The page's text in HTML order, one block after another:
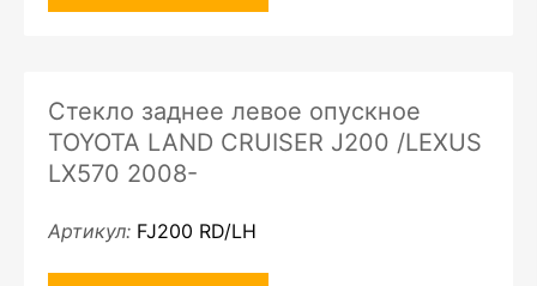
Стекло заднее левое опускное
TOYOTA LAND CRUISER J200 /LEXUS
LX570 2008-
Артикул: FJ200 RD/LH